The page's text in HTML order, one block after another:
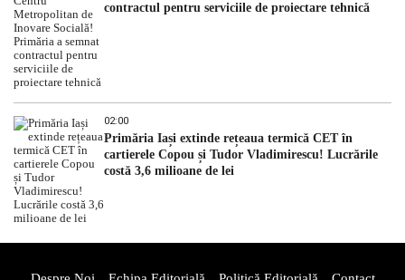
contractul pentru serviciile de proiectare tehnică
02:00
Primăria Iași extinde rețeaua termică CET în
cartierele Copou și Tudor Vladimirescu! Lucrările
costă 3,6 milioane de lei